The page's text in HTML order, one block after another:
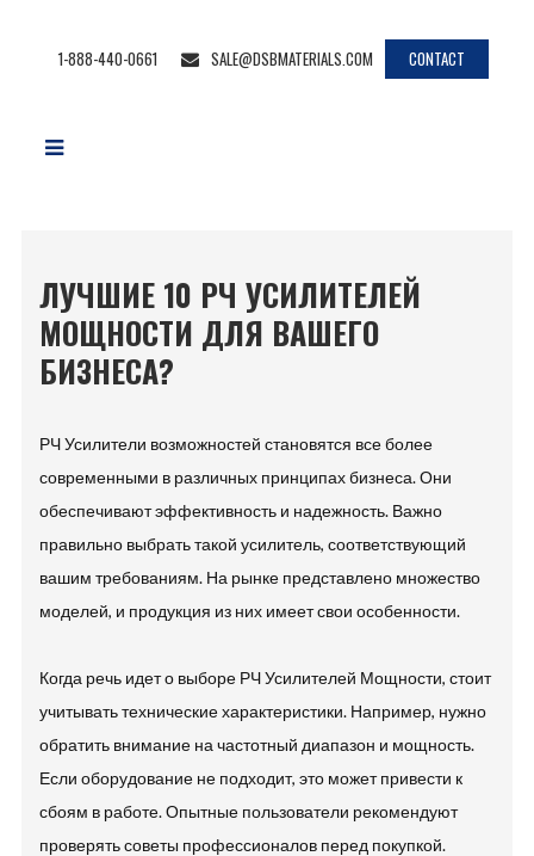
1-888-440-0661 SALE@DSBMATERIALS.COM CONTACT
ЛУЧШИЕ 10 РЧ УСИЛИТЕЛЕЙ
МОЩНОСТИ ДЛЯ ВАШЕГО
БИЗНЕСА?
РЧ Усилители возможностей становятся все более
современными в различных принципах бизнеса. Они
обеспечивают эффективность и надежность. Важно
правильно выбрать такой усилитель, соответствующий
вашим требованиям. На рынке представлено множество
моделей, и продукция из них имеет свои особенности.
Когда речь идет о выборе РЧ Усилителей Мощности, стоит
учитывать технические характеристики. Например, нужно
обратить внимание на частотный диапазон и мощность.
Если оборудование не подходит, это может привести к
сбоям в работе. Опытные пользователи рекомендуют
проверять советы профессионалов перед покупкой.